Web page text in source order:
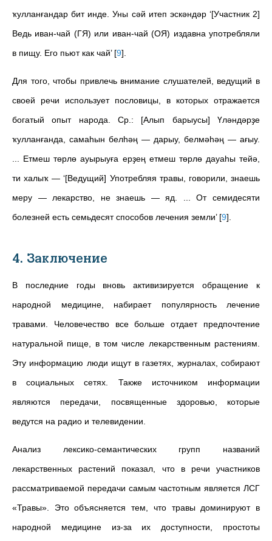
ҡулланғандар бит инде. Уны сәй итеп эскәндәр ‘[Участник 2]
Ведь иван-чай (ГЯ) или иван-чай (ОЯ) издавна употребляли
в пищу. Его пьют как чай’ [9]
Для того, чтобы привлечь внимание слушателей, ведущий в
своей речи использует пословицы, в которых отражается
богатый опыт народа. Ср.: [Алып барыусы] Үләндәрҙе
ҡулланғанда, самаһын белһәң — дарыу, белмәһәң — ағыу.
... Етмеш төрлө ауырыуға ерҙең етмеш төрлө дауаһы тейә,
ти халыҡ— ‘[Ведущий] Употребляя травы, говорили, знаешь
меру —лекарство, не знаешь —яд. ... От семидесяти
болезней есть семьдесят способов лечения земли’ [9]
4. Заключение
В последние годы вновь активизируется обращение к
народной медицине, набирает популярность лечение
травами. Человечество все больше отдает предпочтение
натуральной пище, в том числе лекарственным растениям.
Эту информацию люди ищут в газетях, журналах, собирают
в социальных сетях. Также источником информации
являются передачи, посвященные здоровью, которые
ведутся на радио и телевидении.
Анализ лексико-семантических групп названий
лекарственных растений показал, что в речи участников
рассматриваемой передачи самым частотным является ЛСГ
«Травы». Это объясняется тем, что травы доминируют в
народной медицине из-за их доступности, простоты